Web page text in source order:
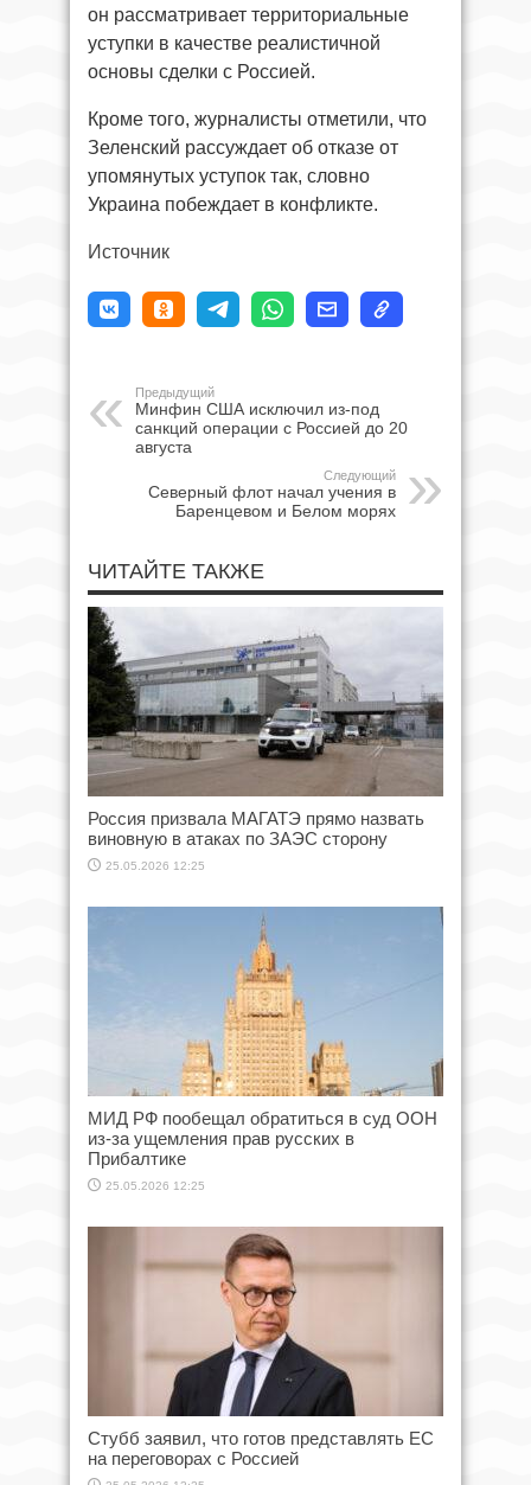
он рассматривает территориальные
уступки в качестве реалистичной
основы сделки с Россией.
Кроме того, журналисты отметили, что
Зеленский рассуждает об отказе от
упомянутых уступок так, словно
Украина побеждает в конфликте.
Источник
Предыдущий
Минфин США исключил из-под
санкций операции с Россией до 20
августа
Следующий
Северный флот начал учения в
Баренцевом и Белом морях
ЧИТАЙТЕ ТАКЖЕ
Россия призвала МАГАТЭ прямо назвать
виновную в атаках по ЗАЭС сторону
25.05.2026 12:25
МИД РФ пообещал обратиться в суд ООН
из-за ущемления прав русских в
Прибалтике
25.05.2026 12:25
Стубб заявил, что готов представлять ЕС
на переговорах с Россией